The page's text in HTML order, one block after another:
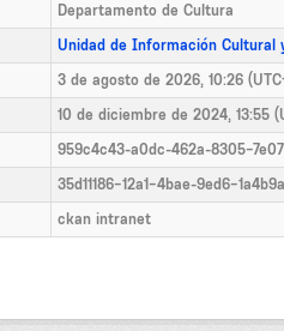
Departamento de Cultura
Unidad de Información Cultural
3 de agosto de 2026, 10:26
10 de diciembre de 2024, 13:55
959c4c43-a0dc-462a-8305-
35d11186-12a1-4bae-9ed6-
ckan intranet